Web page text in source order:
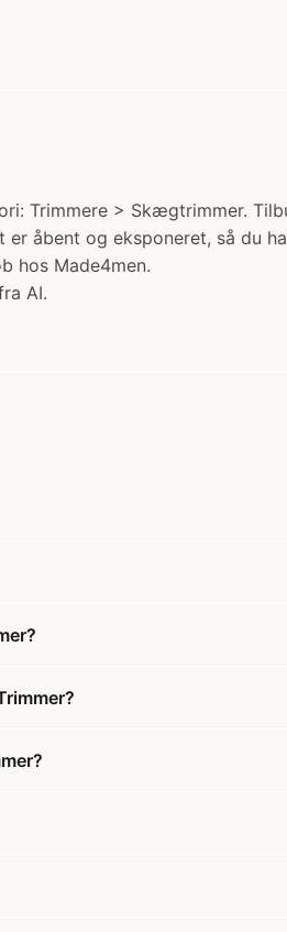
Trimmere > Skægtrimmer.
åbent og eksponeret, så du
hos Made4men.
AI.